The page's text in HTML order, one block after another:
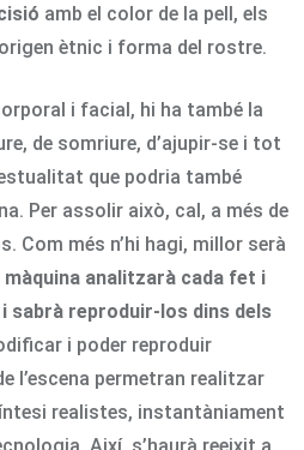
amb el color de la pell, els
ètnic i forma del rostre.
i facial, hi ha també la
de somriure, d’ajupir-se i tot
que podria també
Per assolir això, cal, a més de
Com més n’hi hagi, millor serà
màquina analitzarà cada fet i
sabrà reproduir-los dins dels
i poder reproduir
l’escena permetran realitzar
realistes, instantàniament